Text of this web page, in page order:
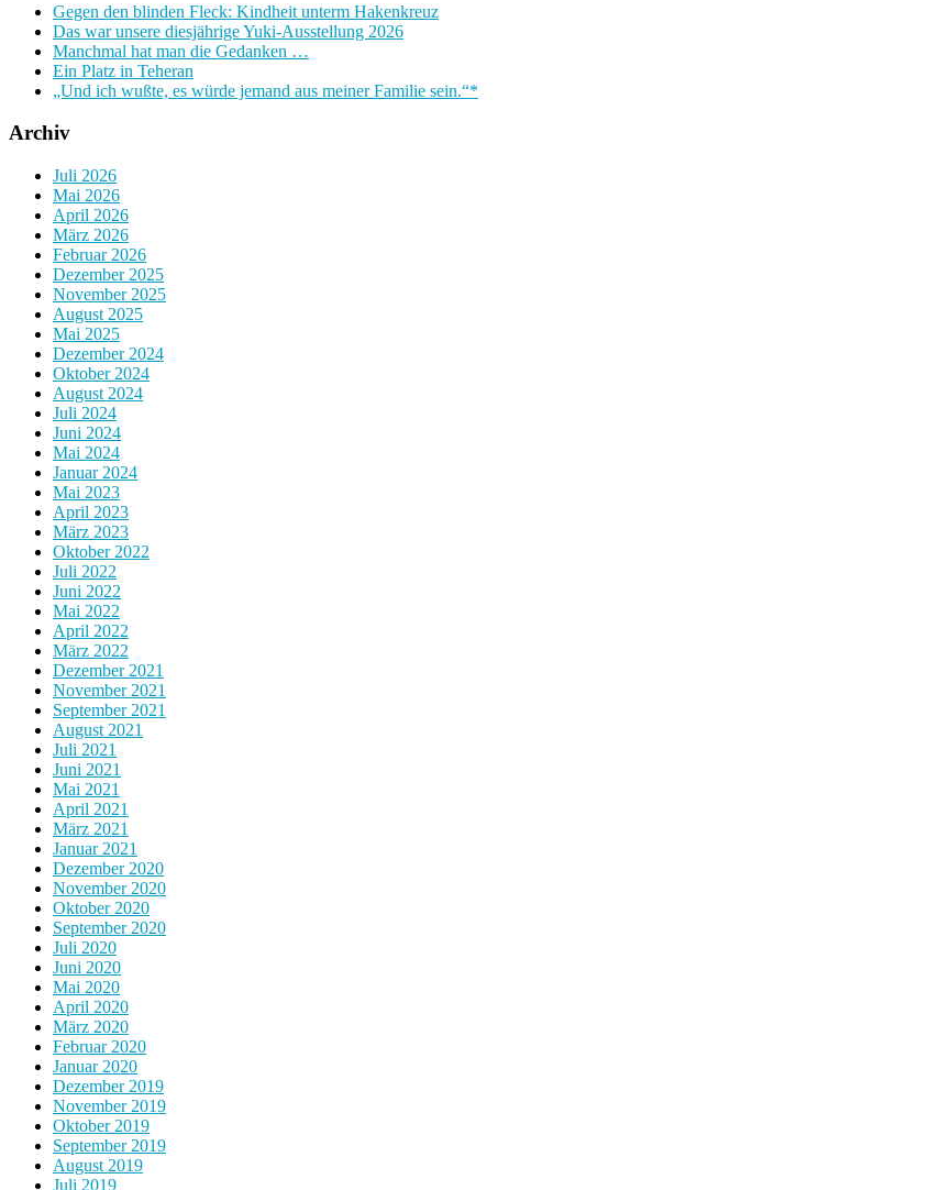
Gegen den blinden Fleck: Kindheit unterm Hakenkreuz
Das war unsere diesjährige Yuki-Ausstellung 2026
Manchmal hat man die Gedanken …
Ein Platz in Teheran
„Und ich wußte, es würde jemand aus meiner Familie sein.“*
Archiv
Juli 2026
Mai 2026
April 2026
März 2026
Februar 2026
Dezember 2025
November 2025
August 2025
Mai 2025
Dezember 2024
Oktober 2024
August 2024
Juli 2024
Juni 2024
Mai 2024
Januar 2024
Mai 2023
April 2023
März 2023
Oktober 2022
Juli 2022
Juni 2022
Mai 2022
April 2022
März 2022
Dezember 2021
November 2021
September 2021
August 2021
Juli 2021
Juni 2021
Mai 2021
April 2021
März 2021
Januar 2021
Dezember 2020
November 2020
Oktober 2020
September 2020
Juli 2020
Juni 2020
Mai 2020
April 2020
März 2020
Februar 2020
Januar 2020
Dezember 2019
November 2019
Oktober 2019
September 2019
August 2019
Juli 2019